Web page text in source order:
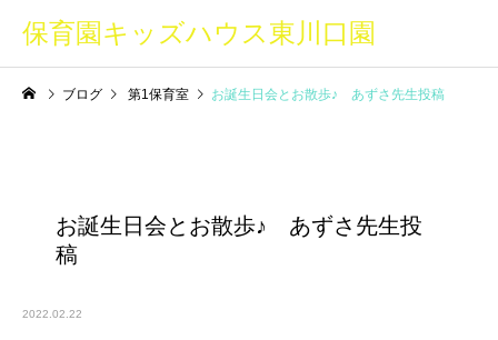
保育園キッズハウス東川口園
ブログ 第1保育室 お誕生日会とお散歩♪ あずさ先生投稿
お誕生日会とお散歩♪ あずさ先生投
稿
2022.02.22